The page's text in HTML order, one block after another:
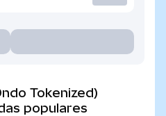
Tokenized)
populares